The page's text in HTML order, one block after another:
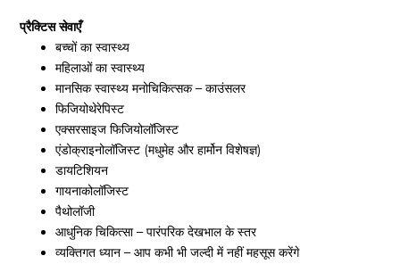
प्रैक्टिस सेवाएँ
बच्चों का स्वास्थ्य
महिलाओं का स्वास्थ्य
मानसिक स्वास्थ्य मनोचिकित्सक – काउंसलर
फिजियोथेरेपिस्ट
एक्सरसाइज फिजियोलॉजिस्ट
एंडोक्राइनोलॉजिस्ट (मधुमेह और हार्मोन विशेषज्ञ)
डायटिशियन
गायनाकोलॉजिस्ट
पैथोलॉजी
आधुनिक चिकित्सा – पारंपरिक देखभाल के स्तर
व्यक्तिगत ध्यान – आप कभी भी जल्दी में नहीं महसूस करेंगे